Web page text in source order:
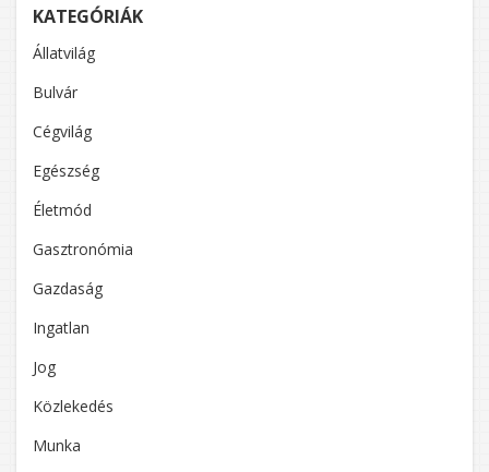
KATEGÓRIÁK
Állatvilág
Bulvár
Cégvilág
Egészség
Életmód
Gasztronómia
Gazdaság
Ingatlan
Jog
Közlekedés
Munka